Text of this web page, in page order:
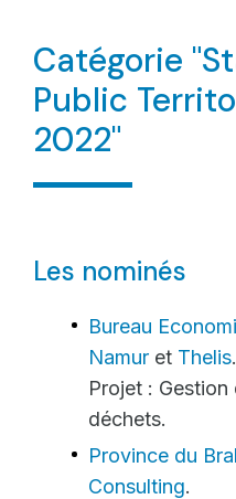
Catégorie
Public
2022"
Les nominés
Bureau
Namur et Thelis.
Projet :
déchets.
Province du
Consulting.